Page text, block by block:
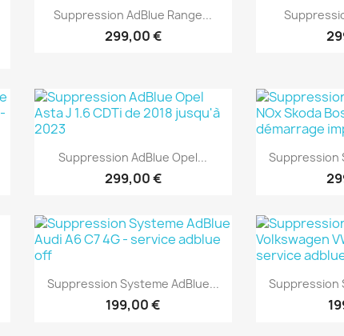
Aperçu rapide
Suppression AdBlue Range...
299,00 €

Aperçu rapide
Suppression AdBlue Opel...
299,00 €

Suppression
Aperçu rapide
Suppression Systeme AdBlue...
199,00 €

Suppression